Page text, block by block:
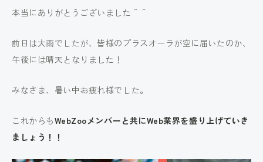
本当にありがとうございました＾＾
前日は大雨でしたが、皆様のプラスオーラが空に届いたのか、
午後には晴天となりました！
みなさま、暑い中お疲れ様でした。
これからもWebZooメンバーと共にWeb業界を盛り上げていき
ましょう！！